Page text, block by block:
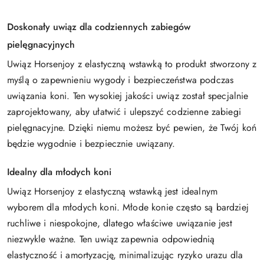
Doskonały uwiąz dla codziennych zabiegów
pielęgnacyjnych
Uwiąz Horsenjoy z elastyczną wstawką to produkt stworzony z
myślą o zapewnieniu wygody i bezpieczeństwa podczas
uwiązania koni. Ten wysokiej jakości uwiąz został specjalnie
zaprojektowany, aby ułatwić i ulepszyć codzienne zabiegi
pielęgnacyjne. Dzięki niemu możesz być pewien, że Twój koń
będzie wygodnie i bezpiecznie uwiązany.
Idealny dla młodych koni
Uwiąz Horsenjoy z elastyczną wstawką jest idealnym
wyborem dla młodych koni. Młode konie często są bardziej
ruchliwe i niespokojne, dlatego właściwe uwiązanie jest
niezwykle ważne. Ten uwiąz zapewnia odpowiednią
elastyczność i amortyzację, minimalizując ryzyko urazu dla